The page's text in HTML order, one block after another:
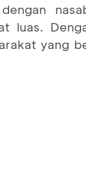
luas.
yang